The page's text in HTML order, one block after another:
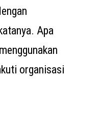
Apa
organisasi